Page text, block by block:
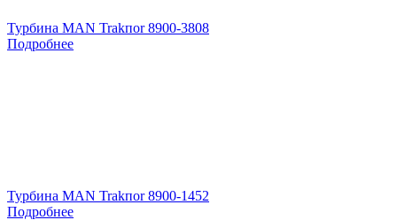
Турбина MAN Trakпоr 8900-3808
Подробнее
Турбина MAN Trakпоr 8900-1452
Подробнее